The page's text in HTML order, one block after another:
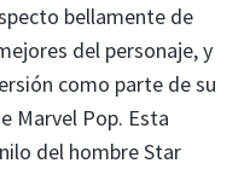
bellamente de
del personaje, y
como parte de su
Marvel Pop. Esta
del hombre Star